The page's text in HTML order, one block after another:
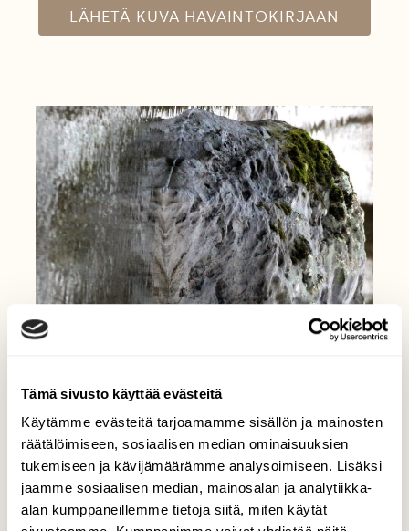
Tämä sivusto käyttää evästeitä
Käytämme evästeitä tarjoamamme sisällön ja mainosten
räätälöimiseen, sosiaalisen median ominaisuuksien
tukemiseen ja kävijämäärämme analysoimiseen. Lisäksi
jaamme sosiaalisen median, mainosalan ja analytiikka-
alan kumppaneillemme tietoja siitä, miten käytät
LÄHETÄ KUVA HAVAINTOKIRJAAN